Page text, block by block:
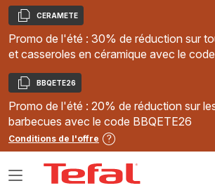
Copier
CERAMETE
Promo de l'été : 30% de réduction sur
et casseroles en céramique avec le
Copier
BBQETE26
Promo de l'été : 20% de réduction sur
barbecues avec le code BBQETE26
Conditions de l'offre
Ouvrir